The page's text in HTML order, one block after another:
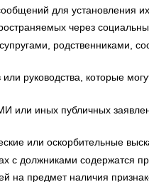
для установления
через
родственниками,
руководства, которые
или иных публичных
или оскорбительные
с должниками содержатся
на предмет наличия